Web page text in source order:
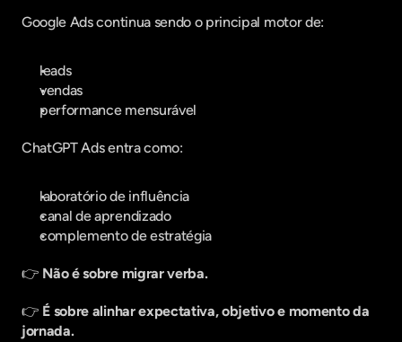
Google Ads continua sendo o principal motor de:
leads
vendas
performance mensurável
ChatGPT Ads entra como:
laboratório de influência
canal de aprendizado
complemento de estratégia
👉 Não é sobre migrar verba.
👉 É sobre alinhar expectativa, objetivo e momento da
jornada.